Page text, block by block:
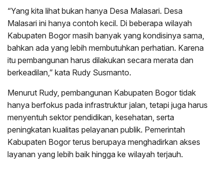
“Yang kita lihat bukan hanya Desa Malasari. Desa
Malasari ini hanya contoh kecil. Di beberapa wilayah
Kabupaten Bogor masih banyak yang kondisinya sama,
bahkan ada yang lebih membutuhkan perhatian. Karena
itu pembangunan harus dilakukan secara merata dan
berkeadilan,” kata Rudy Susmanto.
Menurut Rudy, pembangunan Kabupaten Bogor tidak
hanya berfokus pada infrastruktur jalan, tetapi juga harus
menyentuh sektor pendidikan, kesehatan, serta
peningkatan kualitas pelayanan publik. Pemerintah
Kabupaten Bogor terus berupaya menghadirkan akses
layanan yang lebih baik hingga ke wilayah terjauh.